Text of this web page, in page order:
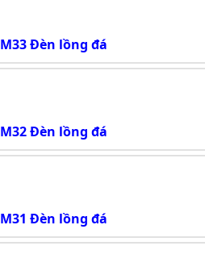
M33 Đèn lồng đá
M32 Đèn lồng đá
M31 Đèn lồng đá